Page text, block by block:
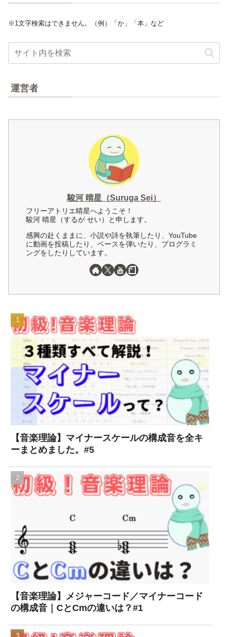
※1文字検索はできません。（例）「か」「本」など
運営者
駿河 晴星（Suruga Sei）
フリーアトリエ晴星へようこそ！
駿河 晴星（するが せい）と申します。
感興の赴くままに、小説や詩を執筆したり、YouTube
に動画を投稿したり、ベースを弾いたり、プログラミ
ングをしたりしています。
【音楽理論】マイナースケールの構成音を全キ
ーまとめました。#5
【音楽理論】メジャーコード／マイナーコード
の構成音｜CとCmの違いは？#1